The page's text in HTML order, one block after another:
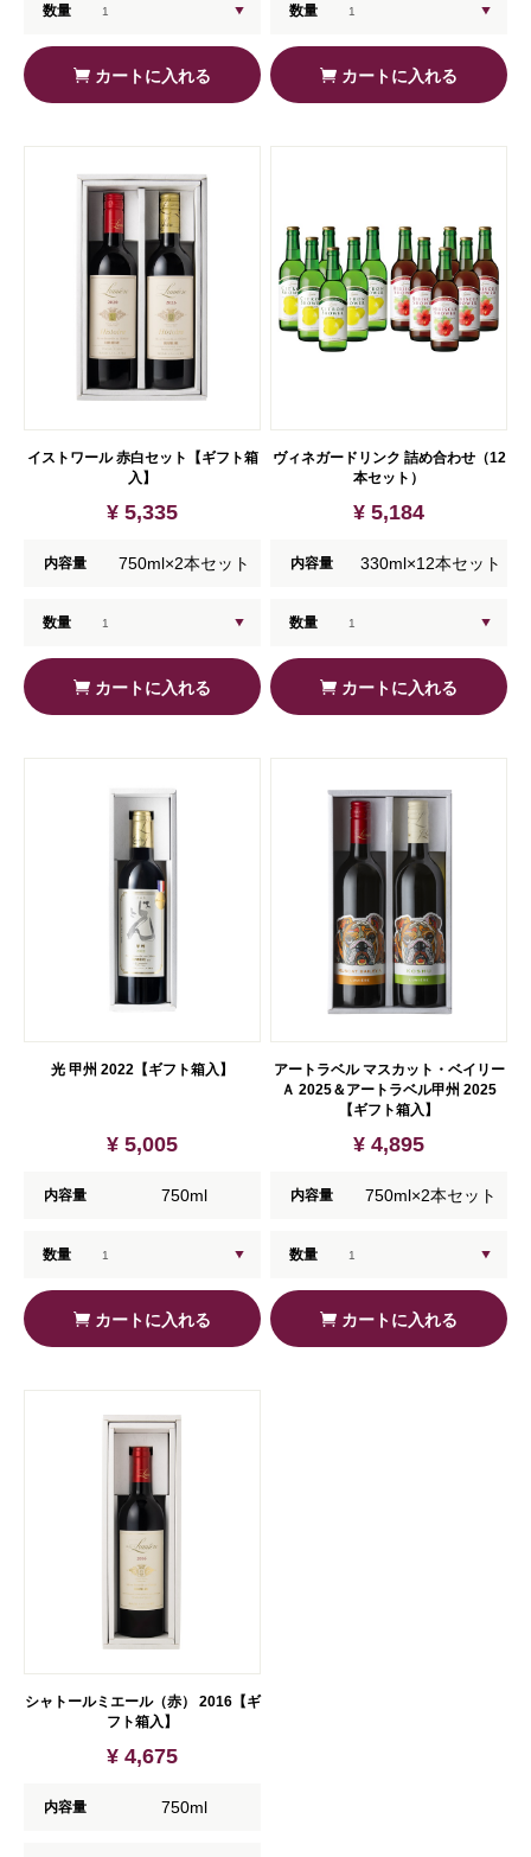
数量
カートに入れる
数量
カートに入れる
イストワール 赤白セット【ギフト箱
入】
¥ 5,335
内容量 750ml×2本セット
数量
カートに入れる
ヴィネガードリンク 詰め合わせ（12
本セット）
¥ 5,184
内容量 330ml×12本セット
数量
カートに入れる
光 甲州 2022【ギフト箱入】
¥ 5,005
内容量 750ml
数量
カートに入れる
アートラベル マスカット・ベイリー
Ａ 2025＆アートラベル甲州 2025
【ギフト箱入】
¥ 4,895
内容量 750ml×2本セット
数量
カートに入れる
シャトールミエール（赤） 2016【ギ
フト箱入】
¥ 4,675
内容量 750ml